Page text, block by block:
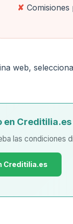
web,
en Creditilia.es
las condiciones
Creditilia.es